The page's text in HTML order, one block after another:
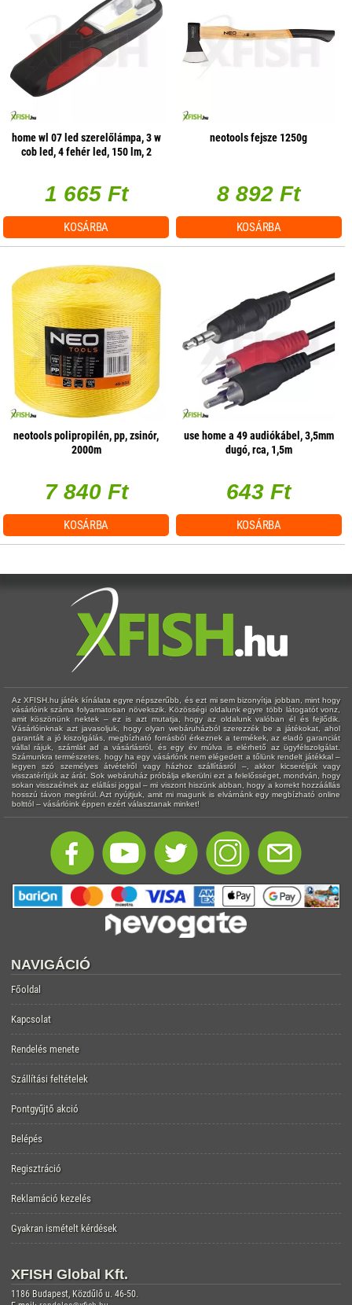
home wl 07 led szerelőlámpa, 3 w
cob led, 4 fehér led, 150 lm, 2
1 665 Ft
KOSÁRBA
neotools fejsze 1250g
8 892 Ft
KOSÁRBA
neotools polipropilén, pp, zsinór,
2000m
7 840 Ft
KOSÁRBA
use home a 49 audiókábel, 3,5mm
dugó, rca, 1,5m
643 Ft
KOSÁRBA
Az XFISH.hu játék kínálata egyre népszerűbb, és ezt mi sem bizonyítja jobban, mint hogy
vásárlóink száma folyamatosan növekszik. Közösségi oldalunk egyre több látogatót vonz,
amit köszönünk nektek – ez is azt mutatja, hogy az oldalunk valóban él és fejlődik.
Vásárlóinknak azt javasoljuk, hogy olyan webáruházból szerezzék be a játékokat, ahol
garantált a jó kiszolgálás, megbízható forrásból érkeznek a termékek, az eladó garanciát
vállal rájuk, számlát ad a vásárlásról, és egy év múlva is elérhető az ügyfélszolgálat.
Számunkra természetes, hogy ha egy vásárlónk nem elégedett a tőlünk rendelt játékkal –
legyen szó személyes átvételről vagy házhoz szállításról –, akkor kicseréljük vagy
visszatérítjük az árát. Sok webáruház próbálja elkerülni ezt a felelősséget, mondván, hogy
sokan visszaélnek az elállási joggal – mi viszont hiszünk abban, hogy a korrekt hozzáállás
hosszú távon megtérül. Azt nyújtjuk, amit mi magunk is elvárnánk egy megbízható online
bolttól – vásárlóink éppen ezért választanak minket!
NAVIGÁCIÓ
Főoldal
Kapcsolat
Rendelés menete
Szállítási feltételek
Pontgyűjtő akció
Belépés
Regisztráció
Reklamáció kezelés
Gyakran ismételt kérdések
XFISH Global Kft.
1186 Budapest, Közdűlő u. 46-50.